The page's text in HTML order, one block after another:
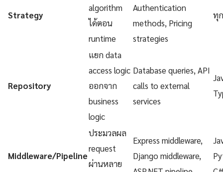
Strategy
algorithm
ได้ตอน
runtime
Authentication
methods, Pricing
strategies
ทุ
Repository
แยก data
access logic
ออกจาก
business
logic
Database queries, API
calls to external
services
Middleware/Pipeline
ประมวลผล
request
ผ่านหลาย
Express middleware,
Django middleware,